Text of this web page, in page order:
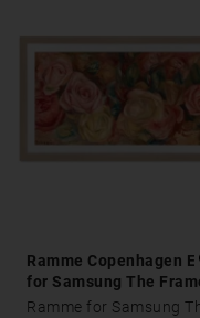
Ramme Copenhagen
for Samsung The
Ramme for Samsung